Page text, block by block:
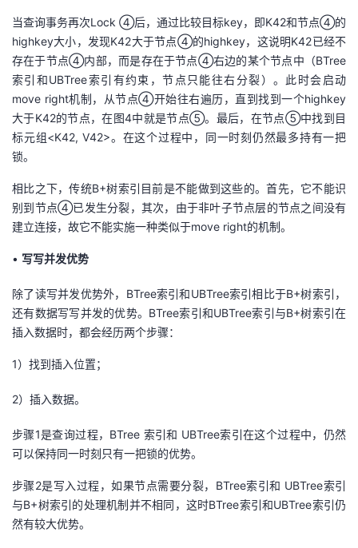
当查询事务再次Lock ④后，通过比较目标key，即K42和节点④的
highkey大小，发现K42大于节点④的highkey，这说明K42已经不
存在于节点④内部，而是存在于节点④右边的某个节点中（BTree
索引和UBTree索引有约束，节点只能往右分裂）。此时会启动
move right机制，从节点④开始往右遍历，直到找到一个highkey
大于K42的节点，在图4中就是节点⑤。最后，在节点⑤中找到目
标元组<K42, V42>。在这个过程中，同一时刻仍然最多持有一把
锁。
相比之下，传统B+树索引目前是不能做到这些的。首先，它不能识
别到节点④已发生分裂，其次，由于非叶子节点层的节点之间没有
建立连接，故它不能实施一种类似于move right的机制。
• 写写并发优势
除了读写并发优势外，BTree索引和UBTree索引相比于B+树索引，
还有数据写写并发的优势。BTree索引和UBTree索引与B+树索引在
插入数据时，都会经历两个步骤：
1）找到插入位置；
2）插入数据。
步骤1是查询过程，BTree 索引和 UBTree索引在这个过程中，仍然
可以保持同一时刻只有一把锁的优势。
步骤2是写入过程，如果节点需要分裂，BTree索引和 UBTree索引
与B+树索引的处理机制并不相同，这时BTree索引和UBTree索引仍
然有较大优势。